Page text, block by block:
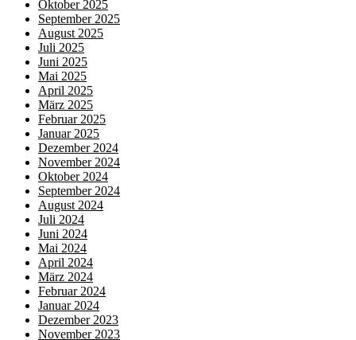
Oktober 2025
September 2025
August 2025
Juli 2025
Juni 2025
Mai 2025
April 2025
März 2025
Februar 2025
Januar 2025
Dezember 2024
November 2024
Oktober 2024
September 2024
August 2024
Juli 2024
Juni 2024
Mai 2024
April 2024
März 2024
Februar 2024
Januar 2024
Dezember 2023
November 2023